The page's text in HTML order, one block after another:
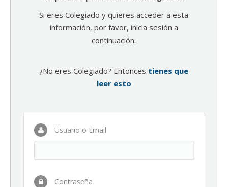
Si eres Colegiado y quieres acceder a esta
información, por favor, inicia sesión a
continuación.
¿No eres Colegiado? Entonces tienes que
leer esto
Usuario o Email
Contraseña